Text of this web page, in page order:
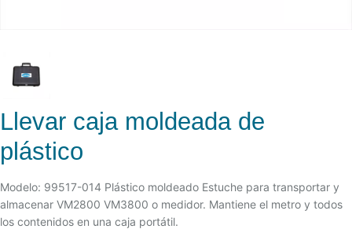
Llevar caja moldeada de
plástico
Modelo: 99517-014 Plástico moldeado Estuche para transportar y
almacenar VM2800 VM3800 o medidor. Mantiene el metro y todos
los contenidos en una caja portátil.